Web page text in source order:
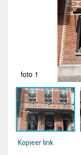
foto 1
Kopieer link